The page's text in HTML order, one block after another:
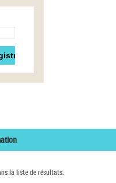
la liste de résultats.